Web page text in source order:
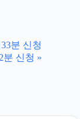
분 신청
분 신청 »